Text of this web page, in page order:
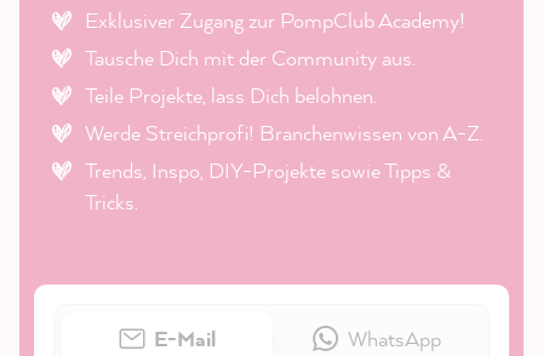
Exklusiver Zugang zur PompClub Academy!
Tausche Dich mit der Community aus.
Teile Projekte, lass Dich belohnen.
Werde Streichprofi! Branchenwissen von A-Z.
Trends, Inspo, DIY-Projekte sowie Tipps &
Tricks.
E-Mail WhatsApp